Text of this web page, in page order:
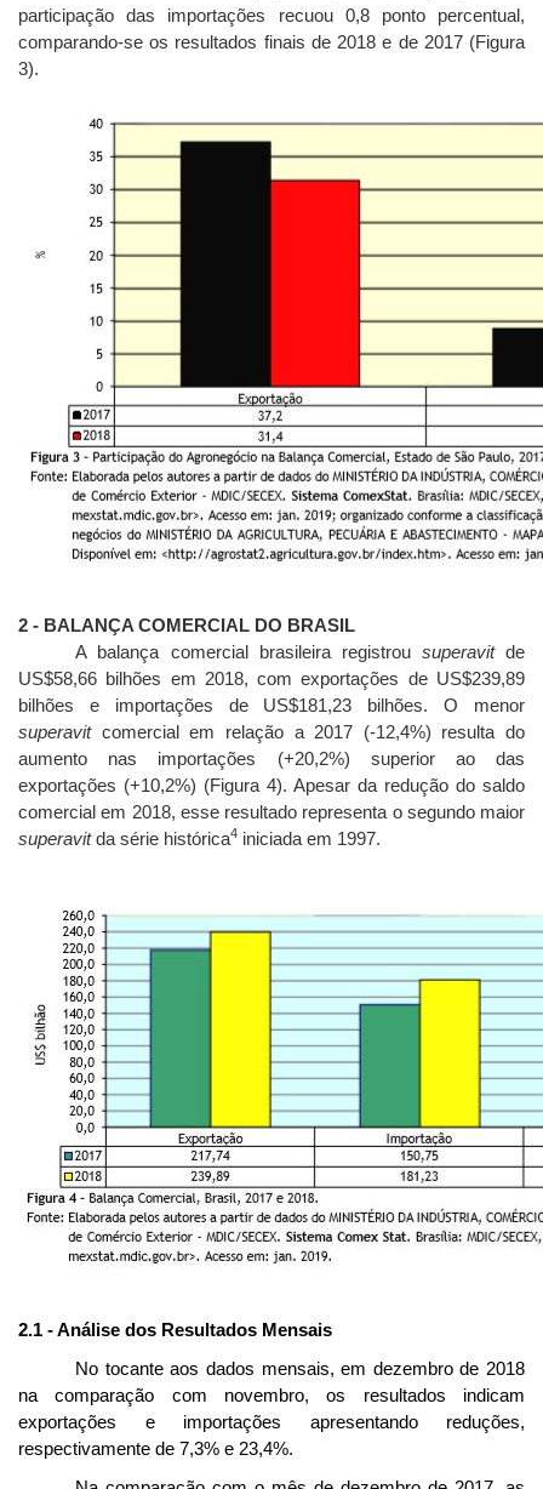
participação das importações recuou 0,8 ponto percentual,
comparando-se os resultados finais de 2018 e de 2017 (Figura
3).
2 - BALANÇA COMERCIAL DO BRASIL
A balança comercial brasileira registrou superavitde
US$58,66 bilhões em 2018, com exportações de US$239,89
bilhões e importações de US$181,23 bilhões. O menor
superavitcomercial em relação a 2017 (-12,4%) resulta do
aumento nas importações (+20,2%) superior ao das
exportações (+10,2%) (Figura 4). Apesar da redução do saldo
comercial em 2018, esse resultado representa o segundo maior
superavitda série histórica4 iniciada em 1997.
2.1 - Análise dos Resultados Mensais
No tocante aos dados mensais, em dezembro de 2018
na comparação com novembro, os resultados indicam
exportações e importações apresentando reduções,
respectivamente de 7,3% e 23,4%.